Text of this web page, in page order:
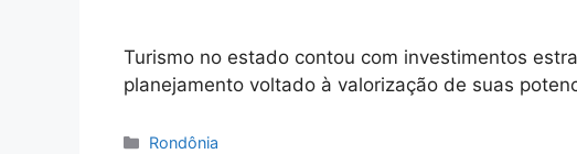
Turismo no estado contou com investimentos
planejamento voltado à valorização de suas
Categorias
Rondônia